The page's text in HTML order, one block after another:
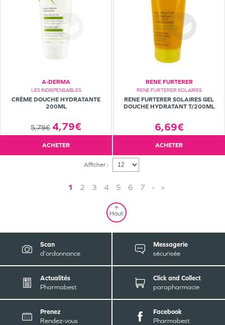
A-DERMA
LES INDISPENSABLES
CRÈME DOUCHE HYDRATANTE
200ML
5,79€ 4,79€
ACHETER
RENE FURTERER
RENE FURTERER SOLAIRES
RENE FURTERER SOLAIRES GEL
DOUCHE HYDRATANT T/200ML
6,69€
ACHETER
Afficher :
1 2 3 4 5 6 7 › »
Haut
Scan
d'ordonnance
Messagerie
sécurisée
Actualités
Pharmabest
Click and Collect
parapharmacie
Prenez
Rendez-vous
Facebook
Pharmabest